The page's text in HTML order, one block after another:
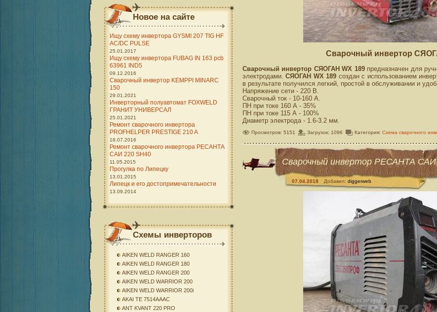
Сварочный инвертор
Сварочный инвертор СЯОГАН WX 189предназначен для
электродами.СЯОГАН WX 189 создан с использованием
в результате получился легкий, простой в обслуживании и
Напряжение сети - 220 В.
Сварочный ток - 10-160 А.
ПН при токе 160 А - 35%
ПН при токе 115 А - 100%
Диаметр электрода - 1.6-3.2 мм.
Просмотров: 5151 Загрузок: 1096 Категория: Схема сварочного
Сварочный инвертор РЕСАНТА
07.04.2018 Добавил: diggerweb
Новое на сайте
Ищу схему инвертора GYSMI 207 TIG HF
AC/DC PULSE
25.01.2017
Ищу схему инвертора FUBAG IN 163 pcb
63961 IND5
09.12.2016
Сварочный инвертор KEMPPI MINARC
150
29.01.2021
Инверторный полуавтомат FOXWELD
ГРАНИТ УНИВЕРСАЛ
25.01.2021
Ремонт сварочного инвертора
PROFHELPER PRESTIGE 210 A
18.07.2016
Ремонт сварочного инвертора РЕСАНТА
САИ 220 SH40
11.05.2015
Прогулка по Липецку
13.01.2015
Липецк и его достопримечательности
13.09.2014
Схемы инверторов
AIKEN WELD RANGER 160
AIKEN WELD RANGER 180
AIKEN WELD RANGER 200
AIKEN WELD WARRIOR 200
AIKEN WELD WARRIOR 200i
AKAI TE 7514AAAC
ANT KVANT 220 PRO